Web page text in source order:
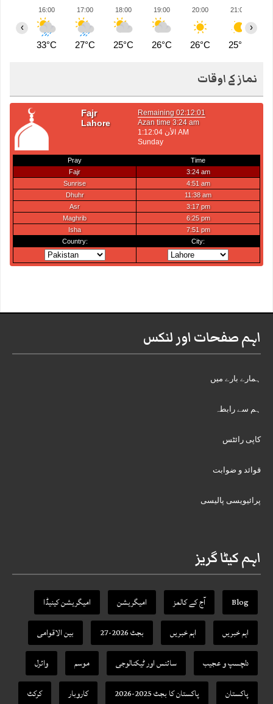
16:00
33°C
17:00
27°C
18:00
25°C
19:00
26°C
20:00
26°C
21:00
25°C
‹ ›
نماز کے اوقات
اہم صفحات اور لنکس
ہمارے بارے میں
ہم سے رابطہ
کاپی رائٹس
قوائد و ضوابت
پرائیویسی پالیسی
اہم کیٹا گریز
Blog آج کے کالمز امیگریشن
امیگریشن کینیڈا
اہم خبریں
اہم خبریں بجٹ 2026-27
بین الاقوامی
دلچسپ و عجیب
سائنس اور ٹیکنالوجی موسم
وائرل
پاکستان
پاکستان کا بجٹ 2025-2026 کاروبار کرکٹ